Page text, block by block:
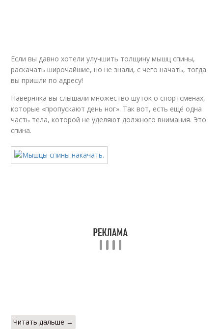
Упражнения из
общеукрепляющего
комплекса
Упражнения для
Спины для мужчин
Упражнения для
Если вы давно хотели улучшить толщину мышц спины,
раскачать широчайшие, но не знали, с чего начать, тогда
вы пришли по адресу!
Наверняка вы слышали множество шуток о спортсменах,
которые «пропускают день ног». Так вот, есть ещё одна
часть тела, которой не уделяют должного внимания. Это
спина.
Читать дальше →